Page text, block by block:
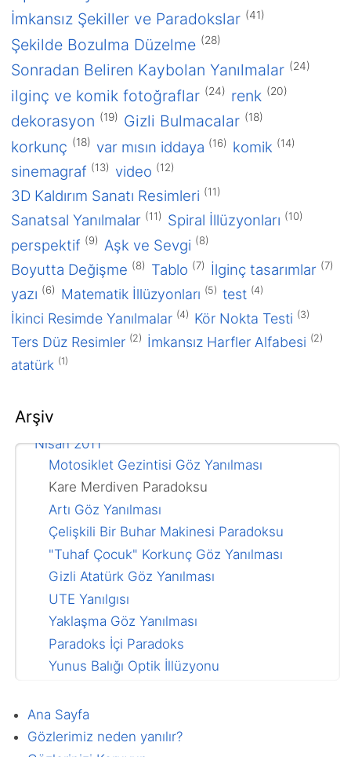
İmkansız Şekiller ve Paradokslar (41)
Şekilde Bozulma Düzelme (28)
Sonradan Beliren Kaybolan Yanılmalar (24)
ilginç ve komik fotoğraflar (24) renk (20)
dekorasyon (19) Gizli Bulmacalar (18)
korkunç (18) var mısın iddaya (16) komik (14)
sinemagraf (13) video (12)
3D Kaldırım Sanatı Resimleri (11)
Sanatsal Yanılmalar (11) Spiral İllüzyonları (10)
perspektif (9) Aşk ve Sevgi (8)
Boyutta Değişme (8) Tablo (7) İlginç tasarımlar (7)
yazı (6) Matematik İllüzyonları (5) test (4)
İkinci Resimde Yanılmalar (4) Kör Nokta Testi (3)
Ters Düz Resimler (2) İmkansız Harfler Alfabesi (2)
atatürk (1)
Arşiv
2016
Ocak 2016
2015
Aralık 2015
2013
Aralık 2013
Mart 2013
2012
Mayıs 2012
Nisan 2012
2011
Ağustos 2011
Mayıs 2011
Nisan 2011
Motosiklet Gezintisi Göz Yanılması
Kare Merdiven Paradoksu
Artı Göz Yanılması
Çelişkili Bir Buhar Makinesi Paradoksu
"Tuhaf Çocuk" Korkunç Göz Yanılması
Gizli Atatürk Göz Yanılması
UTE Yanılgısı
Yaklaşma Göz Yanılması
Paradoks İçi Paradoks
Yunus Balığı Optik İllüzyonu
"Dikdörtgen Daha Büyük" Paradoksu
Mart 2011
Ana Sayfa
Gözlerimiz neden yanılır?